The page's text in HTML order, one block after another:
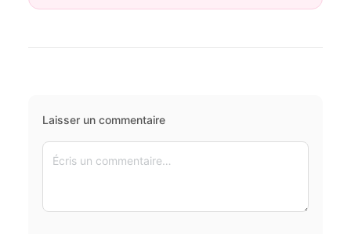
Laisser un commentaire